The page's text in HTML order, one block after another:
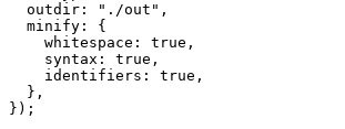
  outdir:
"./out" ,
  minify: {
    whitespace:
true ,
    syntax:
true ,
    identifiers:
true ,
  },
});